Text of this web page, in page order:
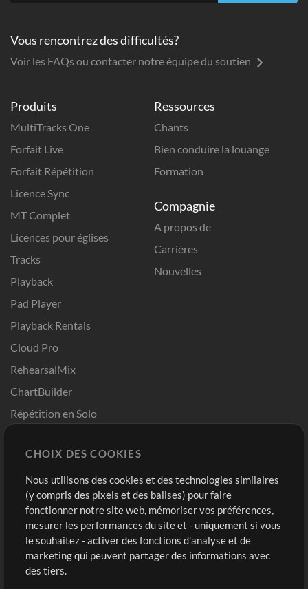
Produits
MultiTracks One
Forfait Live
Forfait Répétition
Licence Sync
MT Complet
Licences pour églises
Tracks
Playback
Pad Player
Playback Rentals
Cloud Pro
RehearsalMix
ChartBuilder
Répétition en Solo
Modèles ProPresenter
Sons
Ressources
Chants
Bien conduire la louange
Formation
Compagnie
A propos de
Carrières
Nouvelles
Boutique
Acheter des crédits
Contenu gratuit
Demander les pistes
Compte
Connexion
S'inscrire
Vous rencontrez des difficultés?
Voir les FAQs ou contacter notre équipe du soutien
CHOIX DES COOKIES
Nous utilisons des cookies et des technologies similaires
(y compris des pixels et des balises) pour faire
fonctionner notre site web, mémoriser vos préférences,
mesurer les performances du site et - uniquement si vous
le souhaitez - activer des fonctions d'analyse et de
marketing qui peuvent partager des informations avec
des tiers.